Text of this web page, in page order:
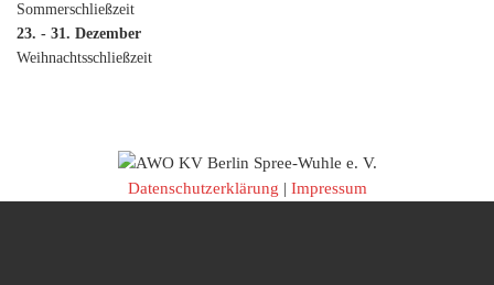
Sommerschließzeit
23. - 31. Dezember
Weihnachtsschließzeit
Datenschutzerklärung | Impressum